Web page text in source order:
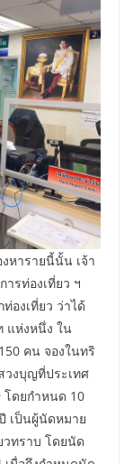
หารายนี้นั้น เจ้า
รท่องเที่ยว ฯ
องเที่ยว ว่าได้
แห่งหนึ่ง ใน
คน จองในทริ
วงบุญที่ประเทศ
โดยกำหนด 10
เป็นผู้นัดหมาย
วทราบ โดยนัด